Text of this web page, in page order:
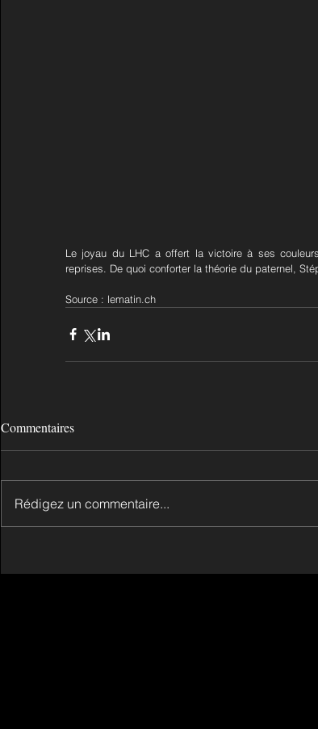
Le joyau du LHC a offert la victoire à ses
reprises. De quoi conforter la théorie du paternel,
Source : lematin.ch
Commentaires
Rédigez un commentaire...